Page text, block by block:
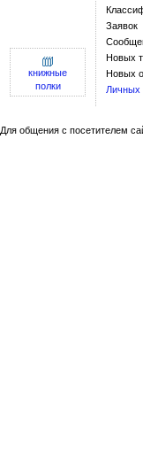
Заявок
Новых
Новых
Личных
книжные
полки
Для общения с посетителем